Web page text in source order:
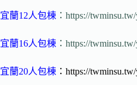
宜蘭12人包棟 ：https://
宜蘭16人包棟 ：https://
宜蘭20人包棟 ：https://